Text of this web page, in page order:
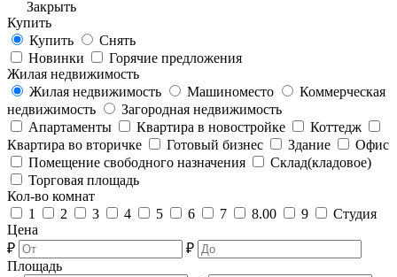
Закрыть
Купить
Купить
Снять
Новинки
Горячие предложения
Жилая недвижимость
Жилая недвижимость
Машиноместо
Коммерческая
недвижимость
Загородная недвижимость
Апартаменты
Квартира в новостройке
Коттедж
Квартира во вторичке
Готовый бизнес Здание
Офис
Помещение свободного назначения
Склад(кладовое)
Торговая площадь
Кол-во комнат
1
2 3 4 5 6 7 8.00 9
Студия
Цена
₽
₽
Площадь